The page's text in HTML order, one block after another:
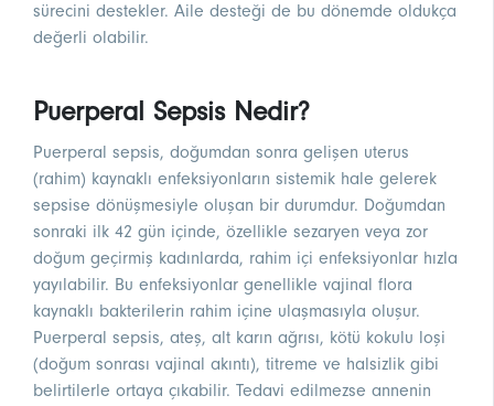
sürecini destekler. Aile desteği de bu dönemde oldukça
değerli olabilir.
Puerperal Sepsis Nedir?
Puerperal sepsis, doğumdan sonra gelişen uterus
(rahim) kaynaklı enfeksiyonların sistemik hale gelerek
sepsise dönüşmesiyle oluşan bir durumdur. Doğumdan
sonraki ilk 42 gün içinde, özellikle sezaryen veya zor
doğum geçirmiş kadınlarda, rahim içi enfeksiyonlar hızla
yayılabilir. Bu enfeksiyonlar genellikle vajinal flora
kaynaklı bakterilerin rahim içine ulaşmasıyla oluşur.
Puerperal sepsis, ateş, alt karın ağrısı, kötü kokulu loşi
(doğum sonrası vajinal akıntı), titreme ve halsizlik gibi
belirtilerle ortaya çıkabilir. Tedavi edilmezse annenin